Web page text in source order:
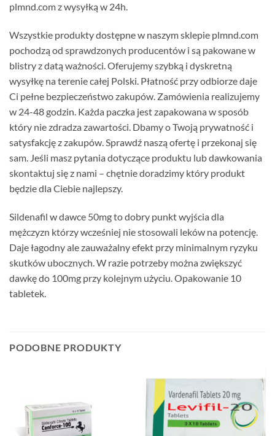
plmnd.com z wysyłką w 24h.
Wszystkie produkty dostępne w naszym sklepie plmnd.com
pochodzą od sprawdzonych producentów i są pakowane w
blistry z datą ważności. Oferujemy szybką i dyskretną
wysyłkę na terenie całej Polski. Płatność przy odbiorze daje
Ci pełne bezpieczeństwo zakupów. Zamówienia realizujemy
w 24-48 godzin. Każda paczka jest zapakowana w sposób
który nie zdradza zawartości. Dbamy o Twoją prywatność i
satysfakcję z zakupów. Sprawdź naszą ofertę i przekonaj się
sam. Jeśli masz pytania dotyczące produktu lub dawkowania
skontaktuj się z nami – chętnie doradzimy który produkt
będzie dla Ciebie najlepszy.
Sildenafil w dawce 50mg to dobry punkt wyjścia dla
mężczyzn którzy wcześniej nie stosowali leków na potencję.
Daje łagodny ale zauważalny efekt przy minimalnym ryzyku
skutków ubocznych. W razie potrzeby można zwiększyć
dawkę do 100mg przy kolejnym użyciu. Opakowanie 10
tabletek.
PODOBNE PRODUKTY